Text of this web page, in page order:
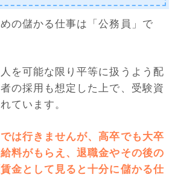
の儲かる仕事は「公務員」で
を可能な限り平等に扱うよう配
の採用も想定した上で、受験資
ています。
は行きませんが、高卒でも大卒
料がもらえ、退職金やその後の
金として見ると十分に儲かる仕